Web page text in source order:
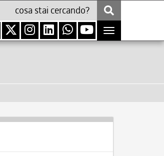
Toggle
navigation